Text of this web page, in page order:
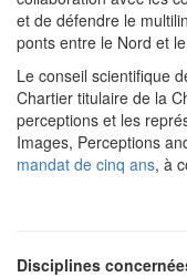
et de défendre le
ponts entre le Nord et
Le conseil scientifique
Chartier titulaire de la
perceptions et les
Images, Perceptions
mandat de cinq ans, à
Disciplines